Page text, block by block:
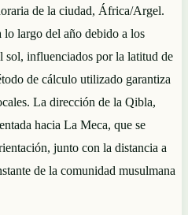
de la ciudad, África/Argel.
largo del año debido a los
sol, influenciados por la latitud de
de cálculo utilizado garantiza
La dirección de la Qibla,
hacia La Meca, que se
junto con la distancia a
de la comunidad musulmana